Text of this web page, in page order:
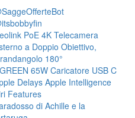
PoE 4K Telecamera
a Doppio Obiettivo,
180°
65W Caricatore USB C
Delays Apple Intelligence
Features
di Achille e la